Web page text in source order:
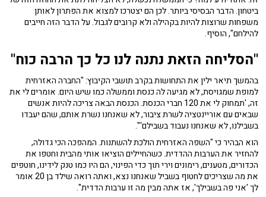
ביטחון. הדבר הבסיסי ביותר. לכן הם יצטרכו למצוא את הפתרון לאותן
משפחות שרוצות להיות בקהילה ולא קרובים לגבול. על הדבר הזה חייבים
להילחם", הוסיף.
"הסליחה הזאת נתנה לנו כל כך הרבה כוח"
בהמשך תיאר ילין את התחושות בקרב תושבי הקיבוץ: "החברה האזרחית
למופת שמגויסת, לא מגיעה לה כנסת וממשלה כמו שיש היום. אומרים לי את
זה, 'תמחוק לי את 120 חברי הכנסת. הכנסת הבאה צריכה להיות אנשים
שבאים עם אוריינטציה לשרת ציבור, לא שאנחנו נשרת אותם, שהם יעבדו
בשבילנו, לא שאנחנו נעבוד בשבילם'".
הוא הבהיר כי "השפה האזרחית הולכת להשתנות. המהפכה הכי גדולה,
להחזיר את הערבות ההדדית. כשהחיילים הוציאו אותי מהבית וחטפו את
הכדורים, מטענים, רימונים וירי תוך כדי הפינוי, הם היו כמו טנק לידינו, חוטפים
את מה שצריכים לחטוף בשביל שאנחנו נצא, ואתה רואה שילד בן 20 אומר
לך 'אני פה בשבילך', אז אתה מבין מה זו ערבות הדדית".